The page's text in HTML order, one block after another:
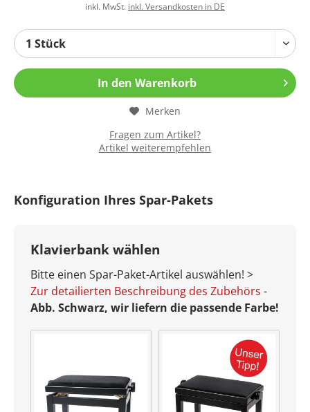
inkl. MwSt. inkl. Versandkosten in DE
In den Warenkorb
Merken
Fragen zum Artikel?
Artikel weiterempfehlen
Konfiguration Ihres Spar-Pakets
Klavierbank wählen
Bitte einen Spar-Paket-Artikel auswählen! >
Zur detailierten Beschreibung des Zubehörs -
Abb. Schwarz, wir liefern die passende Farbe!